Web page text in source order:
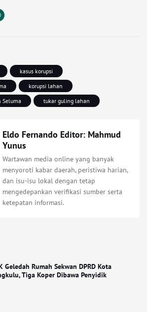
kasus korupsi
korupsi lahan
Seluma
tukar guling lahan
Eldo Fernando Editor: Mahmud
Yunus
Wartawan media online yang banyak
menyoroti kabar daerah, peristiwa harian,
dan isu-isu lokal dengan tetap
mengedepankan verifikasi sumber serta
ketepatan informasi.
Geledah Rumah Sekwan DPRD Kota
Tiga Koper Dibawa Penyidik